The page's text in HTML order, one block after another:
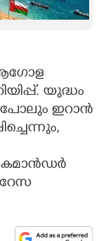
യുദ്ധം
ഇറാന്‍
കമാൻഡർ